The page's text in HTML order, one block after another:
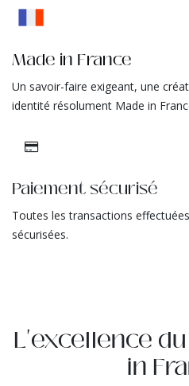
Made in France
Un savoir-faire exigeant, une
identité résolument Made in
Paiement sécurisé
Toutes les transactions
sécurisées.
L'excellence
in